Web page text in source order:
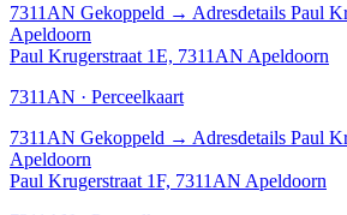
7311AN Gekoppeld → Adresdetails Paul
Apeldoorn
Paul Krugerstraat 1E, 7311AN Apeldoorn
7311AN · Perceelkaart
7311AN Gekoppeld → Adresdetails Paul
Apeldoorn
Paul Krugerstraat 1F, 7311AN Apeldoorn